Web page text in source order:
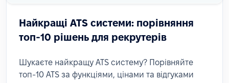
Найкращі ATS системи: порівняння
топ-10 рішень для рекрутерів
Шукаєте найкращу ATS систему? Порівняйте
топ-10 ATS за функціями, цінами та відгуками